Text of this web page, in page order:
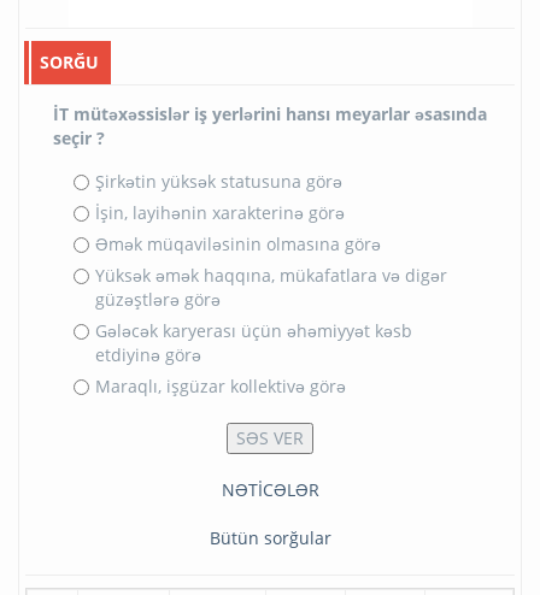
SORĞU
İT mütəxəssislər iş yerlərini hansı meyarlar əsasında
seçir ?
Şirkətin yüksək statusuna görə
İşin, layihənin xarakterinə görə
Əmək müqaviləsinin olmasına görə
Yüksək əmək haqqına, mükafatlara və digər
güzəştlərə görə
Gələcək karyerası üçün əhəmiyyət kəsb
etdiyinə görə
Maraqlı, işgüzar kollektivə görə
NƏTİCƏLƏR
Bütün sorğular